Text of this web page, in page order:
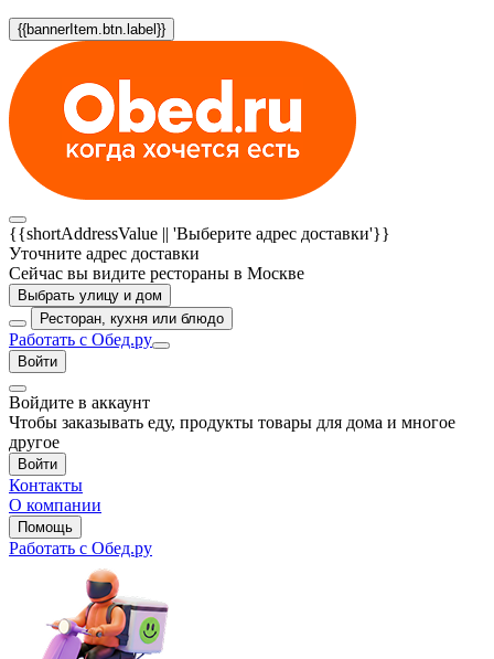
{{bannerItem.btn.label}}
{{shortAddressValue || 'Выберите адрес доставки'}}
Уточните адрес доставки
Сейчас вы видите рестораны в Москве
Выбрать улицу и дом
Ресторан, кухня или блюдо
Работать с Обед.ру
Войти
Войдите в аккаунт
Чтобы заказывать еду, продукты товары для дома и многое
другое
Войти
Контакты
О компании
Помощь
Работать с Обед.ру